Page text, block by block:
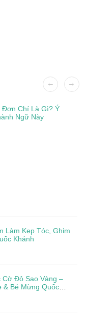
Đơn Chí Là Gì? Ý
Ngữ Này
Làm Kẹp Tóc, Ghim
Khánh
Cờ Đỏ Sao Vàng –
& Bé Mừng Quốc